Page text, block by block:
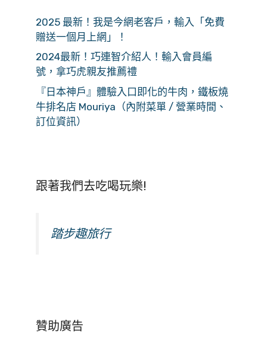
2025 最新！我是今網老客戶，輸入「免費
贈送一個月上網」！
2024最新！巧連智介紹人！輸入會員編
號，拿巧虎親友推薦禮
『日本神戶』體驗入口即化的牛肉，鐵板燒
牛排名店 Mouriya（內附菜單 / 營業時間、
訂位資訊）
跟著我們去吃喝玩樂!
踏步趣旅行
贊助廣告